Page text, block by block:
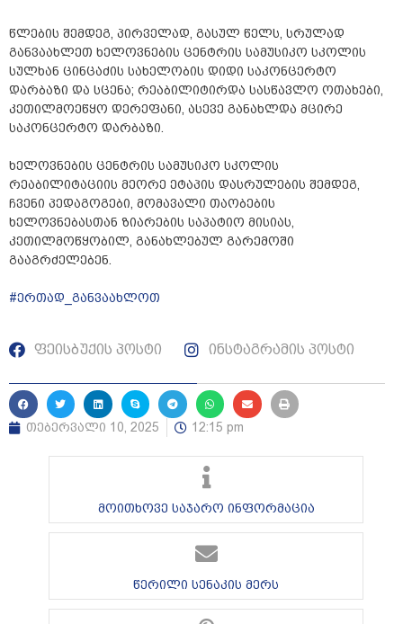
წლების შემდეგ, პირველად, გასულ წელს, სრულად
განვაახლეთ ხელოვნების ცენტრის სამუსიკო სკოლის
სულხან ცინცაძის სახელობის დიდი საკონცერტო
დარბაზი და სცენა; რეაბილიტირდა სასწავლო ოთახები,
კეთილმოეწყო დერეფანი, ასევე განახლდა მცირე
საკონცერტო დარბაზი.
ხელოვნების ცენტრის სამუსიკო სკოლის
რეაბილიტაციის მეორე ეტაპის დასრულების შემდეგ,
ჩვენი პედაგოგები, მომავალი თაობების
ხელოვნებასთან ზიარების საპატიო მისიას,
კეთილმოწყობილ, განახლებულ გარემოში
გააგრძელებენ.
#ერთად_განვაახლოთ
ფეისბუქის პოსტი ინსტაგრამის პოსტი
თებერვალი 10, 2025 12:15 pm
მოითხოვე საჯარო ინფორმაცია
წერილი სენაკის მერს